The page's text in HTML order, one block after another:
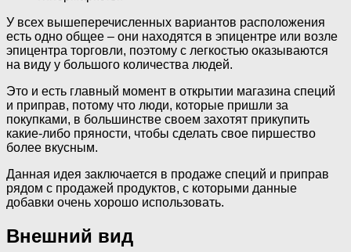
У всех вышеперечисленных вариантов расположения
есть одно общее – они находятся в эпицентре или возле
эпицентра торговли, поэтому с легкостью оказываются
на виду у большого количества людей.
Это и есть главный момент в открытии магазина специй
и приправ, потому что люди, которые пришли за
покупками, в большинстве своем захотят прикупить
какие-либо пряности, чтобы сделать свое пиршество
более вкусным.
Данная идея заключается в продаже специй и приправ
рядом с продажей продуктов, с которыми данные
добавки очень хорошо использовать.
Внешний вид